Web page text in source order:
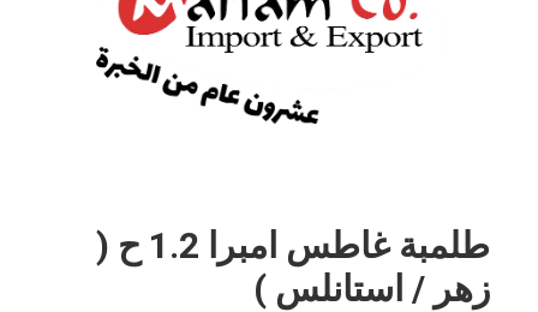
طلمبة غاطس امبرا 1.2 ح (
زهر / استانلس )